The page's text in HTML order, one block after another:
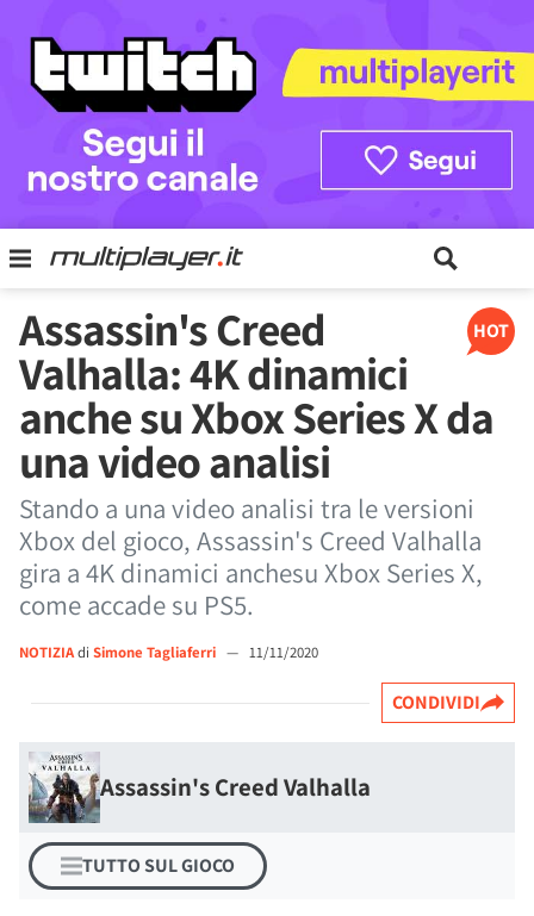
HOT
Assassin's Creed
Valhalla: 4K dinamici
anche su Xbox Series X da
una video analisi
Stando a una video analisi tra le versioni
Xbox del gioco, Assassin's Creed Valhalla
gira a 4K dinamici anchesu Xbox Series X,
come accade su PS5.
NOTIZIAdi Simone Tagliaferri — 11/11/2020
CONDIVIDI
Assassin's Creed Valhalla
TUTTO SUL GIOCO